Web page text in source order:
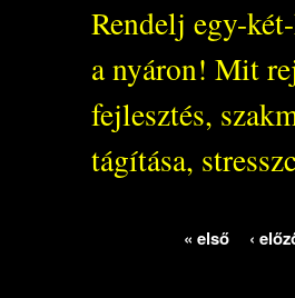
Rendelj egy-
a nyáron! Mit
fejlesztés,
tágítása,
« első ‹